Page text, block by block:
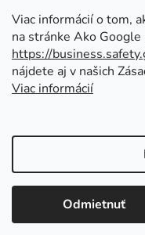
Viac informácií o tom,
na stránke Ako
https://
nájdete aj v našich
Viac informácií
Odmietnuť
Odstúpenie od zmluvy
Prijímame online
Copyright 2026
zábradlia, brány a
Upraviť